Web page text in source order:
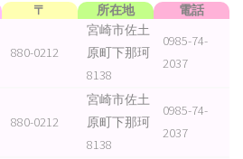
〒 所在地 電話
880-0212
宮崎市佐土
原町下那珂
8138
0985-74-
2037
880-0212
宮崎市佐土
原町下那珂
8138
0985-74-
2037